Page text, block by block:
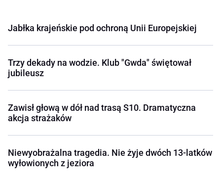
Jabłka krajeńskie pod ochroną Unii Europejskiej
Trzy dekady na wodzie. Klub "Gwda" świętował
jubileusz
Zawisł głową w dół nad trasą S10. Dramatyczna
akcja strażaków
Niewyobrażalna tragedia. Nie żyje dwóch 13-latków
wyłowionych z jeziora